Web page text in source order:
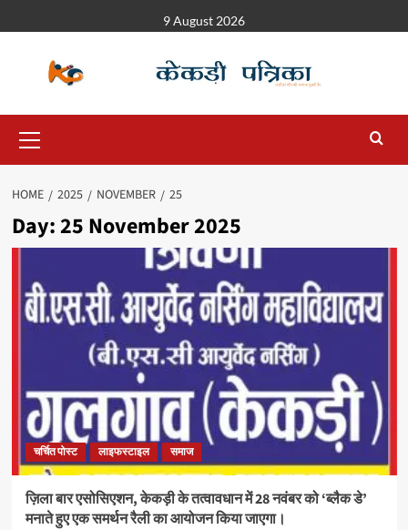
9 August 2026
HOME 2025 NOVEMBER 25
Day:25 November 2025
चर्चित पोस्ट लाइफस्टाइल समाज
ज़िला बार एसोसिएशन, केकड़ी के तत्वावधान में 28 नवंबर को ‘ब्लैक डे’
मनाते हुए एक समर्थन रैली का आयोजन किया जाएगा।